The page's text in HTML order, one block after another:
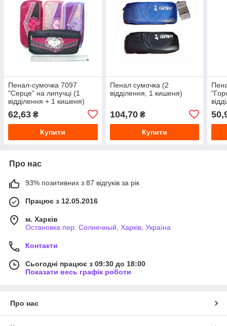
Пенал-сумочка 7097
"Серце" на липучці (1
відділення + 1 кишеня)
62,63 ₴
Купити
Пенал сумочка (2
відділення, 1 кишеня)
104,70₴
Купити
Про нас
93% позитивних з 87 відгуків за рік
Працює з 12.05.2016
м. Харків
Остановка пер. Солнечный, Харків, Україна
Контакти
Сьогодні працює з 09:30 до 18:00
Показати весь графік роботи
Про нас